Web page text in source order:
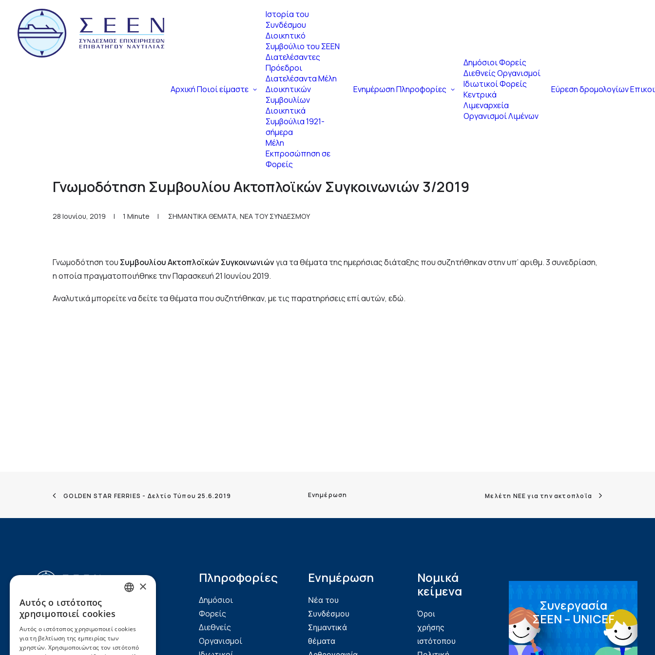
ΑρχικήΠοιοί είμαστε
Ιστορία του
Συνδέσμου
Διοικητικό
Συμβούλιο του ΣΕΕΝ
Διατελέσαντες
Πρόεδροι
Διατελέσαντα Μέλη
Διοικητικών
Συμβουλίων
Διοικητικά
Συμβούλια 1921-
σήμερα
Μέλη
Εκπροσώπηση σε
Φορείς
ΕνημέρωσηΠληροφορίες
Δημόσιοι Φορείς
Διεθνείς Οργανισμοί
Ιδιωτικοί Φορείς
Κεντρικά
Λιμεναρχεία
Οργανισμοί Λιμένων
Εύρεση δρομολογίων
Γνωμοδότηση Συμβουλίου Ακτοπλοϊκών Συγκοινωνιών 3/2019
28 Ιουνίου, 2019 | 1 Minute | ΣΗΜΑΝΤΙΚΑ ΘΕΜΑΤΑ,ΝΕΑ ΤΟΥ ΣΥΝΔΕΣΜΟΥ
Γνωμοδότηση του Συμβουλίου Ακτοπλοϊκών Συγκοινωνιώνγια τα θέματα της ημερήσιας διάταξης που συζητήθηκαν στην υπ’ αριθμ. 3 συνεδρίαση,
η οποία πραγματοποιήθηκε την Παρασκευή 21 Ιουνίου 2019.
Αναλυτικά μπορείτε να δείτε τα θέματα που συζητήθηκαν, με τις παρατηρήσεις επί αυτών, εδώ.
GOLDEN STAR FERRIES - Δελτίο Τύπου 25.6.2019 Ενημέρωση Μελέτη ΝΕΕ για την ακτοπλοΐα
Ακτή Μιαούλη 7-9, 185
35, Πειραιάς
τηλ.: (+30) 2104220820,
(+30) 2104226156
Πληροφορίες
Δημόσιοι
Φορείς
Διεθνείς
Οργανισμοί
Ενημέρωση
Νέα του
Συνδέσμου
Σημαντικά
θέματα
Νομικά
κείμενα
Όροι
χρήσης
ιστότοπου
Συνεργασία
ΣEEN – UNICEF
×
Αυτός ο ιστότοπος
χρησιμοποιεί cookies
Αυτός ο ιστότοπος χρησιμοποιεί cookies
για τη βελτίωση της εμπειρίας των
χρηστών. Χρησιμοποιώντας τον ιστότοπό